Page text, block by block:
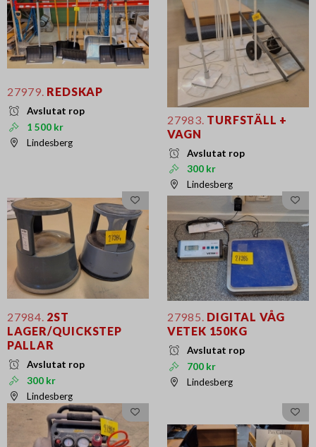
27979. REDSKAP
Avslutat rop
1 500 kr
Lindesberg
27983. TURFSTÄLL +
VAGN
Avslutat rop
300 kr
Lindesberg
27984. 2ST
LAGER/QUICKSTEP
PALLAR
Avslutat rop
300 kr
Lindesberg
27985. DIGITAL VÅG
VETEK 150KG
Avslutat rop
700 kr
Lindesberg